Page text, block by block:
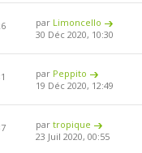
par Limoncello
30 Déc 2020, 10:30
par Peppito
19 Déc 2020, 12:49
partropique
23 Juil 2020, 00:55